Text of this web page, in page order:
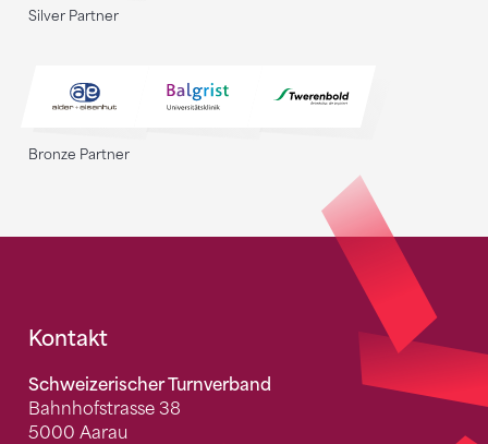
Silver Partner
Bronze Partner
Fusszeile
Kontakt
Schweizerischer Turnverband
Bahnhofstrasse 38
5000 Aarau